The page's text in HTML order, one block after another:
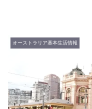
オーストラリア基本生活情報